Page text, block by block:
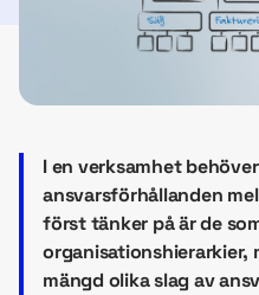
I en verksamhet
ansvarsförhållanden
först tänker på är de
organisationshierarkier,
mängd olika slag av